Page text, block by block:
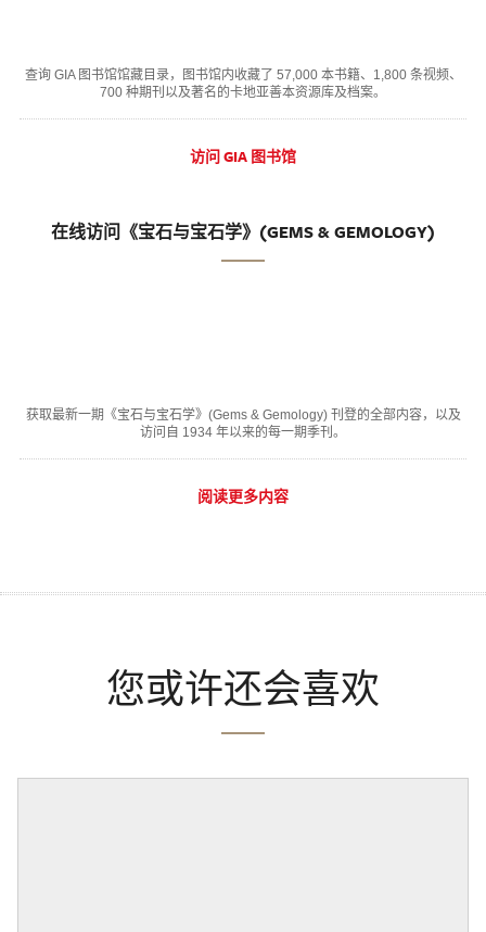
查询 GIA 图书馆馆藏目录，图书馆内收藏了 57,000 本书籍、1,800 条视频、
700 种期刊以及著名的卡地亚善本资源库及档案。
访问 GIA 图书馆
在线访问《宝石与宝石学》(GEMS & GEMOLOGY)
获取最新一期《宝石与宝石学》(Gems & Gemology) 刊登的全部内容，以及
访问自 1934 年以来的每一期季刊。
阅读更多内容
您或许还会喜欢